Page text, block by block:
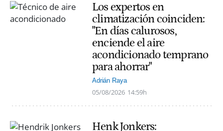
Los expertos en
climatización coinciden:
"En días calurosos,
enciende el aire
acondicionado temprano
para ahorrar"
Adrián Raya
05/08/2026 14:59h
Henk Jonkers: